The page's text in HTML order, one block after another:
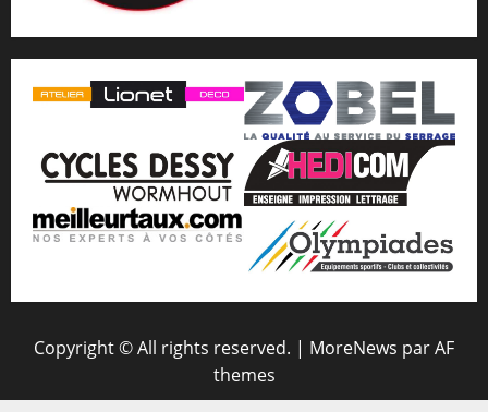
Copyright © All rights reserved. | MoreNews par AF
themes